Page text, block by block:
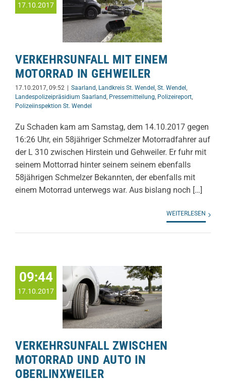
17.10.2017
VERKEHRSUNFALL MIT EINEM
MOTORRAD IN GEHWEILER
17.10.2017, 09:52 Saarland, Landkreis St. Wendel , St. Wendel ,
Landespolizeipräsidium Saarland, Pressemitteilung, Polizeireport,
Polizeiinspektion St. Wendel
Zu Schaden kam am Samstag, dem 14.10.2017 gegen
16:26 Uhr, ein 58jähriger Schmelzer Motorradfahrer auf
der L 310 zwischen Hirstein und Gehweiler. Er fuhr mit
seinem Mottorrad hinter seinem seinem ebenfalls
58jährigen Schmelzer Bekannten, der ebenfalls mit
einem Motorrad unterwegs war. Aus bislang noch […]
WEITERLESEN
09:44
17.10.2017
VERKEHRSUNFALL ZWISCHEN
MOTORRAD UND AUTO IN
OBERLINXWEILER